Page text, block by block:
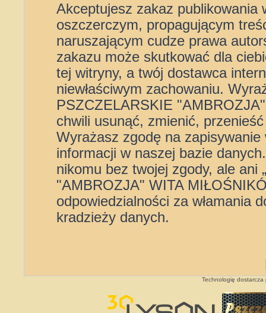
Akceptujesz zakaz publikowania
oszczerczym, propagującym
naruszającym cudze prawa
zakazu może skutkować dla
tej witryny, a twój dostawca
niewłaściwym zachowaniu.
PSZCZELARSKIE
chwili usunąć, zmienić,
Wyrażasz zgodę na
informacji w naszej bazie
nikomu bez twojej zgody, ale ani
"AMBROZJA" WITA
odpowiedzialności za włamania
kradzieży danych.
Technologię dostarcza